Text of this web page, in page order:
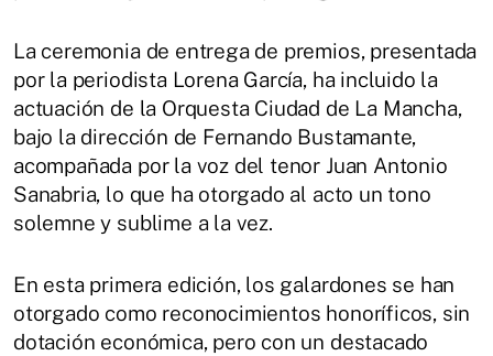
La ceremonia de entrega de premios, presentada
por la periodista Lorena García, ha incluido la
actuación de la Orquesta Ciudad de La Mancha,
bajo la dirección de Fernando Bustamante,
acompañada por la voz del tenor Juan Antonio
Sanabria, lo que ha otorgado al acto un tono
solemne y sublime a la vez.
En esta primera edición, los galardones se han
otorgado como reconocimientos honoríficos, sin
dotación económica, pero con un destacado